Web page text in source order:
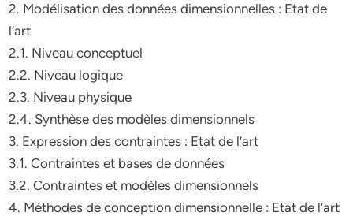
2. Modélisation des données dimensionnelles : Etat de
l’art
2.1. Niveau conceptuel
2.2. Niveau logique
2.3. Niveau physique
2.4. Synthèse des modèles dimensionnels
3. Expression des contraintes : Etat de l’art
3.1. Contraintes et bases de données
3.2. Contraintes et modèles dimensionnels
4. Méthodes de conception dimensionnelle : Etat de l’art